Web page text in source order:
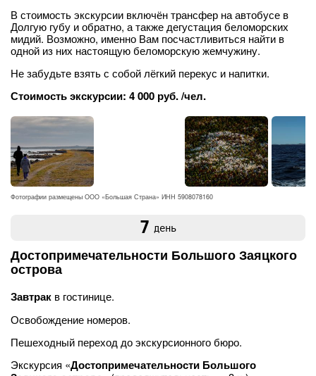
В стоимость экскурсии включён трансфер на автобусе в
Долгую губу и обратно, а также дегустация беломорских
мидий. Возможно, именно Вам посчастливиться найти в
одной из них настоящую беломорскую жемчужину.
Не забудьте взять с собой лёгкий перекус и напитки.
Стоимость экскурсии: 4 000 руб. /чел.
Фотографии размещены ООО «Большая Страна» ИНН 5908078160
7 день
Достопримечательности Большого Заяцкого
острова
Завтрак в гостинице.
Освобождение номеров.
Пешеходный переход до экскурсионного бюро.
Экскурсия «Достопримечательности Большого